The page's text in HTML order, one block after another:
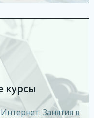
курсы
Занятия в